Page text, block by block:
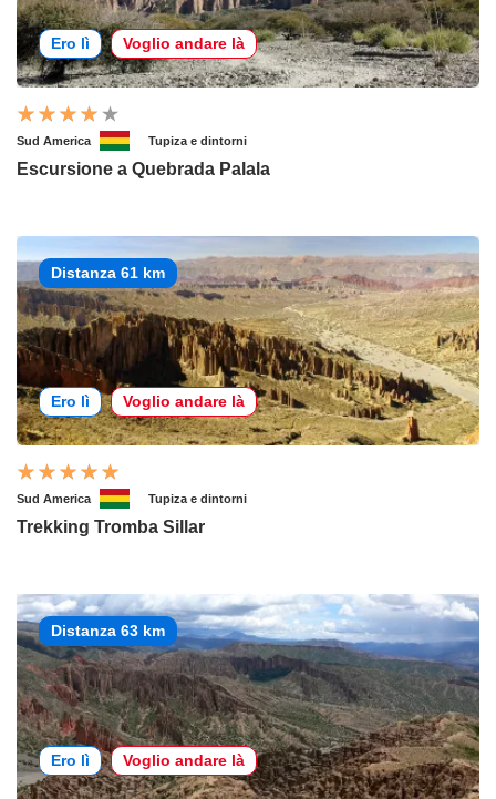
Ero lì Voglio andare là
Sud America Tupiza e dintorni
Escursione a Quebrada Palala
Distanza 61 km
Ero lì Voglio andare là
Sud America Tupiza e dintorni
Trekking Tromba Sillar
Distanza 63 km
Ero lì Voglio andare là